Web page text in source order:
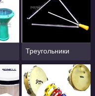
Треугольники